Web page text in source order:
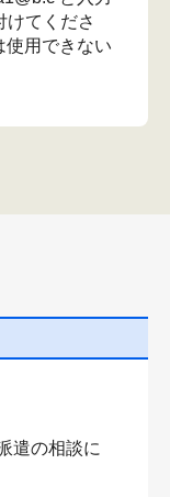
けてくださ
使用できない
遣の相談に